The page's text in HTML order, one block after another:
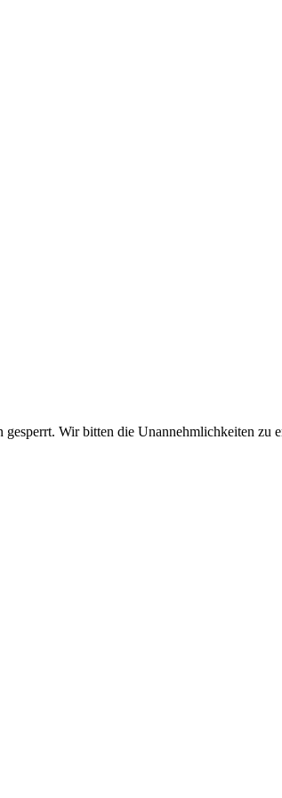
Wir bitten die Unannehmlichkeiten zu